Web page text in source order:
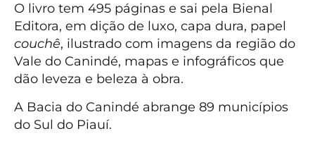
O livro tem 495 páginas e sai pela Bienal
Editora, em dição de luxo, capa dura, papel
couchê, ilustrado com imagens da região do
Vale do Canindé, mapas e infográficos que
dão leveza e beleza à obra.
A Bacia do Canindé abrange 89 municípios
do Sul do Piauí.